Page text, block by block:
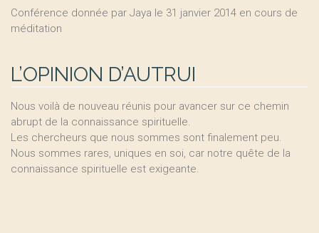
Conférence donnée par Jaya le 31 janvier 2014 en cours de
méditation
L’OPINION D’AUTRUI
Nous voilà de nouveau réunis pour avancer sur ce chemin
abrupt de la connaissance spirituelle.
Les chercheurs que nous sommes sont finalement peu.
Nous sommes rares, uniques en soi, car notre quête de la
connaissance spirituelle est exigeante.